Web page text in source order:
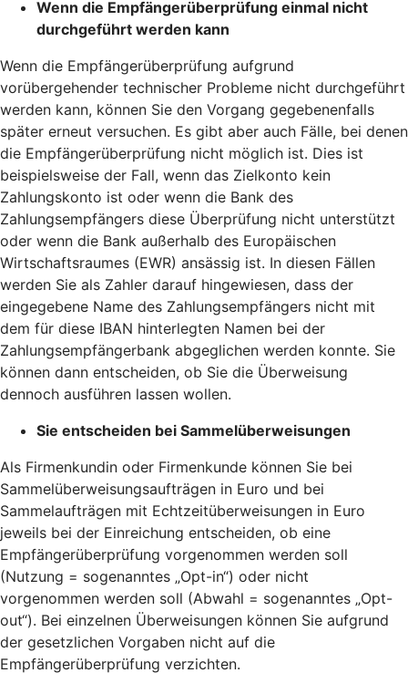
Wenn die Empfängerüberprüfung einmal nicht
durchgeführt werden kann
Wenn die Empfängerüberprüfung aufgrund
vorübergehender technischer Probleme nicht durchgeführt
werden kann, können Sie den Vorgang gegebenenfalls
später erneut versuchen. Es gibt aber auch Fälle, bei denen
die Empfängerüberprüfung nicht möglich ist. Dies ist
beispielsweise der Fall, wenn das Zielkonto kein
Zahlungskonto ist oder wenn die Bank des
Zahlungsempfängers diese Überprüfung nicht unterstützt
oder wenn die Bank außerhalb des Europäischen
Wirtschaftsraumes (EWR) ansässig ist. In diesen Fällen
werden Sie als Zahler darauf hingewiesen, dass der
eingegebene Name des Zahlungsempfängers nicht mit
dem für diese IBAN hinterlegten Namen bei der
Zahlungsempfängerbank abgeglichen werden konnte. Sie
können dann entscheiden, ob Sie die Überweisung
dennoch ausführen lassen wollen.
Sie entscheiden bei Sammelüberweisungen
Als Firmenkundin oder Firmenkunde können Sie bei
Sammelüberweisungsaufträgen in Euro und bei
Sammelaufträgen mit Echtzeitüberweisungen in Euro
jeweils bei der Einreichung entscheiden, ob eine
Empfängerüberprüfung vorgenommen werden soll
(Nutzung = sogenanntes „Opt-in“) oder nicht
vorgenommen werden soll (Abwahl = sogenanntes „Opt-
out“). Bei einzelnen Überweisungen können Sie aufgrund
der gesetzlichen Vorgaben nicht auf die
Empfängerüberprüfung verzichten.